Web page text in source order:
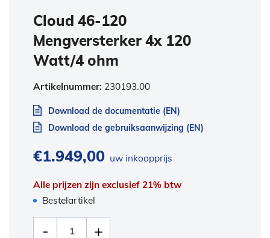
Cloud 46-120
Mengversterker 4x 120
Watt/4 ohm
Artikelnummer: 230193.00
Download de documentatie (EN)
Download de gebruiksaanwijzing (EN)
€1.949,00 uw inkoopprijs
Alle prijzen zijn exclusief 21% btw
Bestelartikel